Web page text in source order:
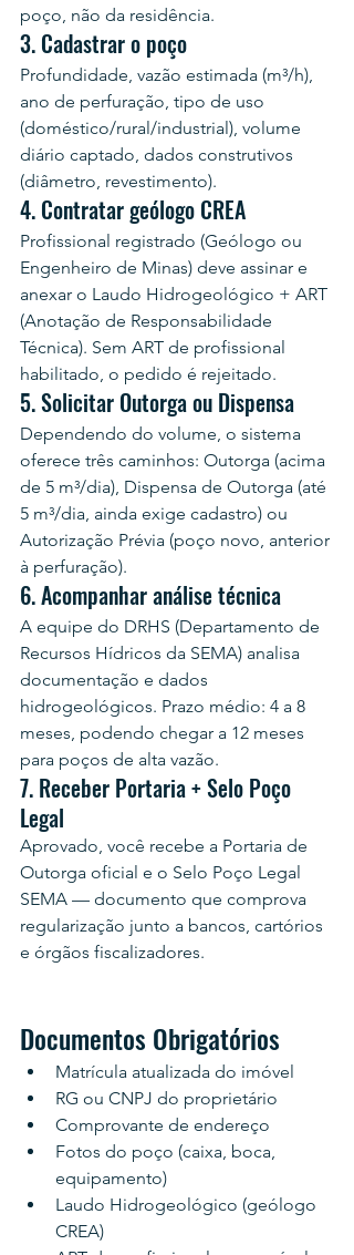
poço, não da residência.
3. Cadastrar o poço
Profundidade, vazão estimada (m³/h),
ano de perfuração, tipo de uso
(doméstico/rural/industrial), volume
diário captado, dados construtivos
(diâmetro, revestimento).
4. Contratar geólogo CREA
Profissional registrado (Geólogo ou
Engenheiro de Minas) deve assinar e
anexar o Laudo Hidrogeológico + ART
(Anotação de Responsabilidade
Técnica). Sem ART de profissional
habilitado, o pedido é rejeitado.
5. Solicitar Outorga ou Dispensa
Dependendo do volume, o sistema
oferece três caminhos: Outorga (acima
de 5 m³/dia), Dispensa de Outorga (até
5 m³/dia, ainda exige cadastro) ou
Autorização Prévia (poço novo, anterior
à perfuração).
6. Acompanhar análise técnica
A equipe do DRHS (Departamento de
Recursos Hídricos da SEMA) analisa
documentação e dados
hidrogeológicos. Prazo médio: 4 a 8
meses, podendo chegar a 12 meses
para poços de alta vazão.
7. Receber Portaria + Selo Poço
Legal
Aprovado, você recebe a Portaria de
Outorga oficial e o Selo Poço Legal
SEMA — documento que comprova
regularização junto a bancos, cartórios
e órgãos fiscalizadores.
Documentos Obrigatórios
Matrícula atualizada do imóvel
RG ou CNPJ do proprietário
Comprovante de endereço
Fotos do poço (caixa, boca,
equipamento)
Laudo Hidrogeológico (geólogo
CREA)